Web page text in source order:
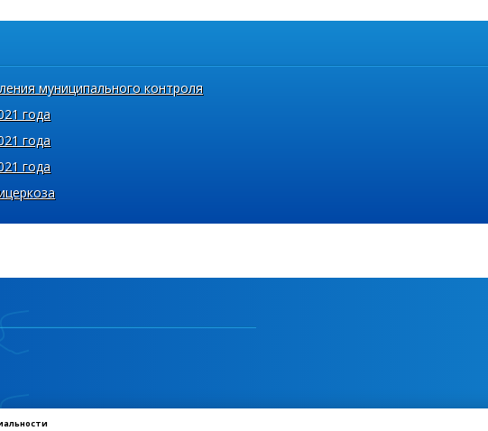
муниципального контроля
года
года
года